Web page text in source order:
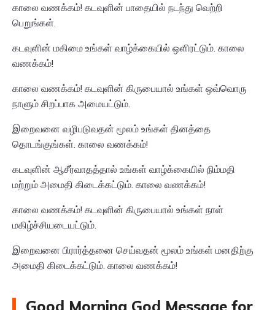
காலை வணக்கம்! கடவுளின் பாதையில் நடந்து வெற்றி
பெறுங்கள்.
கடவுளின் மகிமை உங்கள் வாழ்க்கையில் ஒளிரட்டும். காலை
வணக்கம்!
காலை வணக்கம்! கடவுளின் கிருபையால் உங்கள் ஒவ்வொரு
நாளும் சிறப்பாக அமையட்டும்.
இறைவனை வழிபடுவதன் மூலம் உங்கள் தினத்தை
தொடங்குங்கள். காலை வணக்கம்!
கடவுளின் ஆசீர்வாதத்தால் உங்கள் வாழ்க்கையில் நிம்மதி
மற்றும் அமைதி கிடைக்கட்டும். காலை வணக்கம்!
காலை வணக்கம்! கடவுளின் கிருபையால் உங்கள் நாள்
மகிழ்ச்சியடையட்டும்.
இறைவனை பிரார்த்தனை செய்வதன் மூலம் உங்கள் மனதிற்கு
அமைதி கிடைக்கட்டும். காலை வணக்கம்!
Good Morning God Message for